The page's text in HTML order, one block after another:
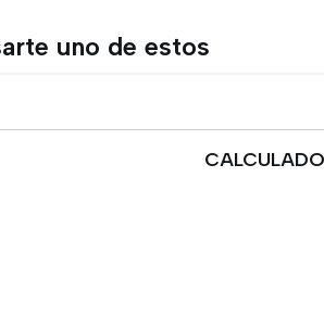
uno de estos